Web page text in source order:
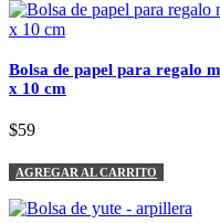
Bolsa de papel para regalo
x 10 cm
$59
AGREGAR AL CARRITO